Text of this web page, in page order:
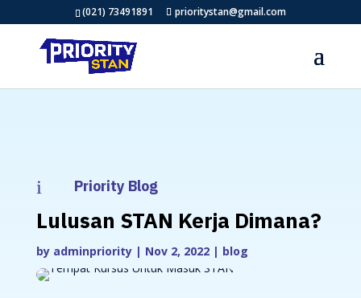
(021) 73491891 prioritystan@gmail.com
i Priority Blog
Lulusan STAN Kerja Dimana?
by adminpriority| Nov 2, 2022| blog